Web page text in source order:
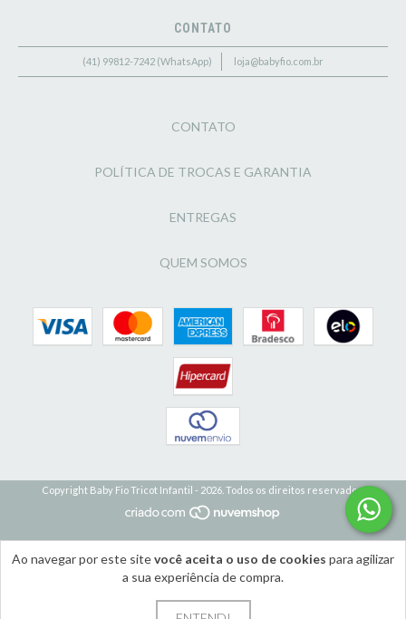
Ao navegar por este sitevocê aceita o uso de cookies para agilizar
a sua experiência de compra.
CONTATO
(41) 99812-7242 (WhatsApp) loja@babyfio.com.br
CONTATO
POLÍTICA DE TROCAS E GARANTIA
ENTREGAS
QUEM SOMOS
Copyright Baby Fio Tricot Infantil - 2026. Todos os direitos reservados.